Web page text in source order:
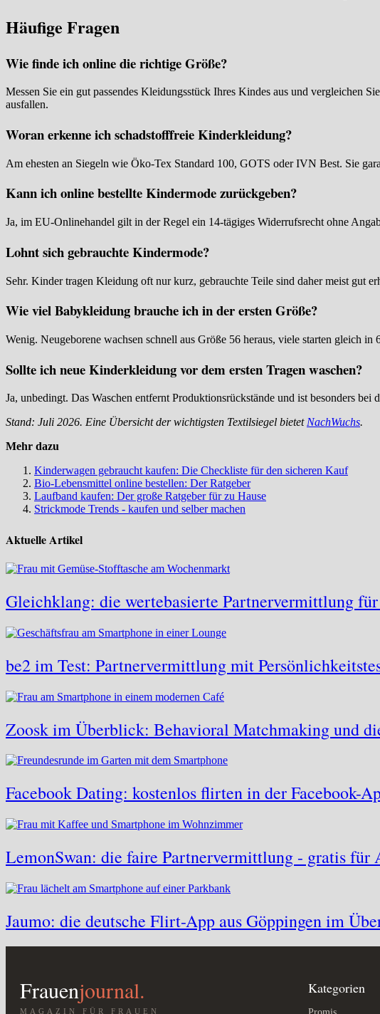
Häufige Fragen
Wie finde ich online die richtige Größe?
Messen Sie ein gut passendes Kleidungsstück Ihres Kindes aus und vergleichen
ausfallen.
Woran erkenne ich schadstofffreie Kinderkleidung?
Am ehesten an Siegeln wie Öko-Tex Standard 100, GOTS oder IVN Best. Sie
Kann ich online bestellte Kindermode zurückgeben?
Ja, im EU-Onlinehandel gilt in der Regel ein 14-tägiges Widerrufsrecht ohne
Lohnt sich gebrauchte Kindermode?
Sehr. Kinder tragen Kleidung oft nur kurz, gebrauchte Teile sind daher meist gut
Wie viel Babykleidung brauche ich in der ersten Größe?
Wenig. Neugeborene wachsen schnell aus Größe 56 heraus, viele starten gleich
Sollte ich neue Kinderkleidung vor dem ersten Tragen waschen?
Ja, unbedingt. Das Waschen entfernt Produktionsrückstände und ist besonders
Stand: Juli 2026. Eine Übersicht der wichtigsten Textilsiegel bietetNachWuchs.
Mehr dazu
Kinderwagen gebraucht kaufen: Die Checkliste für den sicheren Kauf
Bio-Lebensmittel online bestellen: Der Ratgeber
Laufband kaufen: Der große Ratgeber für zu Hause
Strickmode Trends - kaufen und selber machen
Aktuelle Artikel
Gleichklang: die wertebasierte Partnervermittlung
be2 im Test: Partnervermittlung mit
Zoosk im Überblick: Behavioral Matchmaking und
Facebook Dating: kostenlos flirten in der Facebook-
LemonSwan: die faire Partnervermittlung - gratis für
Jaumo: die deutsche Flirt-App aus Göppingen im
Frauenjournal.
MAGAZIN FÜR FRAUEN
Kategorien